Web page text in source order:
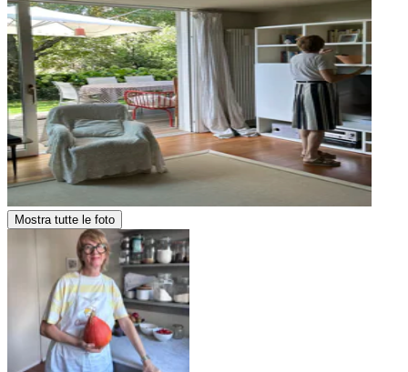
Mostra tutte le foto